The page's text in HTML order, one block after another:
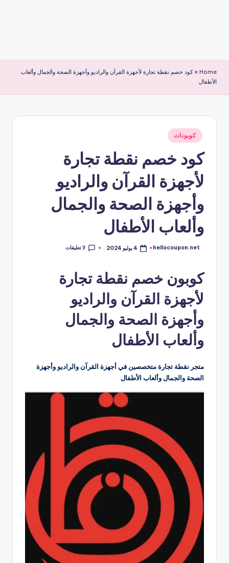
Home
»كود خصم نقطة تجارة لأجهزة القرآن والراديو وأجهزة الصحة والجمال وألعاب
الأطفال
نُشر
في
كوبونات
كود خصم نقطة تجارة
لأجهزة القرآن والراديو
وأجهزة الصحة والجمال
وألعاب الأطفال
تمّ
hellocoupon.net 4 يوليو 2024 لا تعليقات
كوبون خصم نقطة تجارة
لأجهزة القرآن والراديو
وأجهزة الصحة والجمال
وألعاب الأطفال
متجر نقطة تجارة متخصصين في أجهزة القرآن والراديو وأجهزة
الصحة والجمال وألعاب الأطفال